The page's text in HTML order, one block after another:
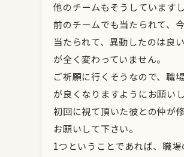
他のチームもそうしています
前のチームでも当たられて、
当たられて、異動したのは良
が全く変わっていません。
ご祈願に行くそうなので、職
が良くなりますようにお願いし
初回に視て頂いた彼との仲が
お願いして下さい。
1つということであれば、職場